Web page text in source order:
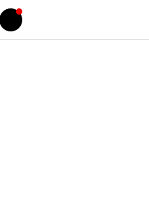
Iniciar
sesión